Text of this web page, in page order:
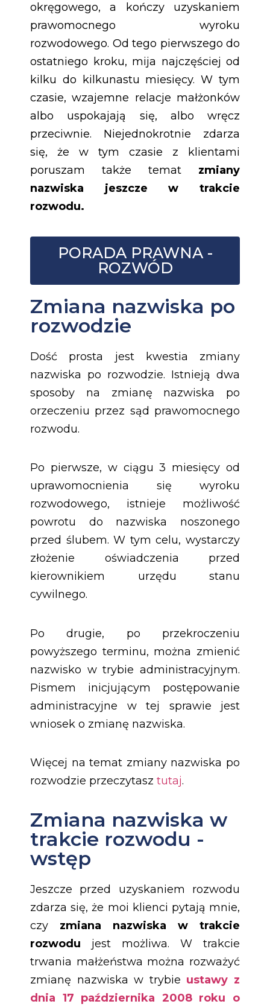
okręgowego, a kończy uzyskaniem
prawomocnego wyroku
rozwodowego. Od tego pierwszego do
ostatniego kroku, mija najczęściej od
kilku do kilkunastu miesięcy. W tym
czasie, wzajemne relacje małżonków
albo uspokajają się, albo wręcz
przeciwnie. Niejednokrotnie zdarza
się, że w tym czasie z klientami
poruszam także temat zmiany
nazwiska jeszcze w trakcie
rozwodu.
PORADA PRAWNA -
ROZWÓD
Zmiana nazwiska po
rozwodzie
Dość prosta jest kwestia zmiany
nazwiska po rozwodzie. Istnieją dwa
sposoby na zmianę nazwiska po
orzeczeniu przez sąd prawomocnego
rozwodu.
Po pierwsze, w ciągu 3 miesięcy od
uprawomocnienia się wyroku
rozwodowego, istnieje możliwość
powrotu do nazwiska noszonego
przed ślubem. W tym celu, wystarczy
złożenie oświadczenia przed
kierownikiem urzędu stanu
cywilnego.
Po drugie, po przekroczeniu
powyższego terminu, można zmienić
nazwisko w trybie administracyjnym.
Pismem inicjującym postępowanie
administracyjne w tej sprawie jest
wniosek o zmianę nazwiska.
Więcej na temat zmiany nazwiska po
rozwodzie przeczytasz tutaj.
Zmiana nazwiska w
trakcie rozwodu -
wstęp
Jeszcze przed uzyskaniem rozwodu
zdarza się, że moi klienci pytają mnie,
czy zmiana nazwiska w trakcie
rozwodu jest możliwa. W trakcie
trwania małżeństwa można rozważyć
zmianę nazwiska w trybie ustawy z
dnia 17 października 2008 roku o